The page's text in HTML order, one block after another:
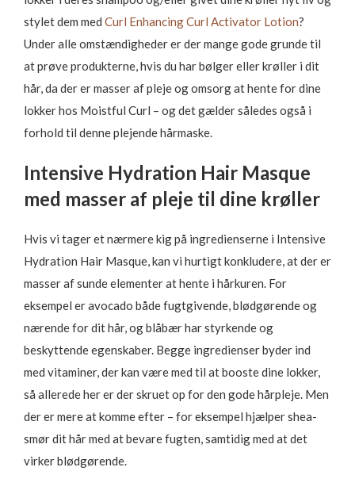
stylet dem med Curl Enhancing Curl Activator Lotion?
Under alle omstændigheder er der mange gode grunde til
at prøve produkterne, hvis du har bølger eller krøller i dit
hår, da der er masser af pleje og omsorg at hente for dine
lokker hos Moistful Curl – og det gælder således også i
forhold til denne plejende hårmaske.
Intensive Hydration Hair Masque
med masser af pleje til dine krøller
Hvis vi tager et nærmere kig på ingredienserne i Intensive
Hydration Hair Masque, kan vi hurtigt konkludere, at der er
masser af sunde elementer at hente i hårkuren. For
eksempel er avocado både fugtgivende, blødgørende og
nærende for dit hår, og blåbær har styrkende og
beskyttende egenskaber. Begge ingredienser byder ind
med vitaminer, der kan være med til at booste dine lokker,
så allerede her er der skruet op for den gode hårpleje. Men
der er mere at komme efter – for eksempel hjælper shea-
smør dit hår med at bevare fugten, samtidig med at det
virker blødgørende.